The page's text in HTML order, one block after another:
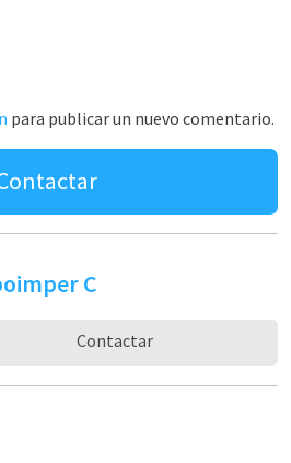
para publicar un nuevo comentario.
C
Contactar